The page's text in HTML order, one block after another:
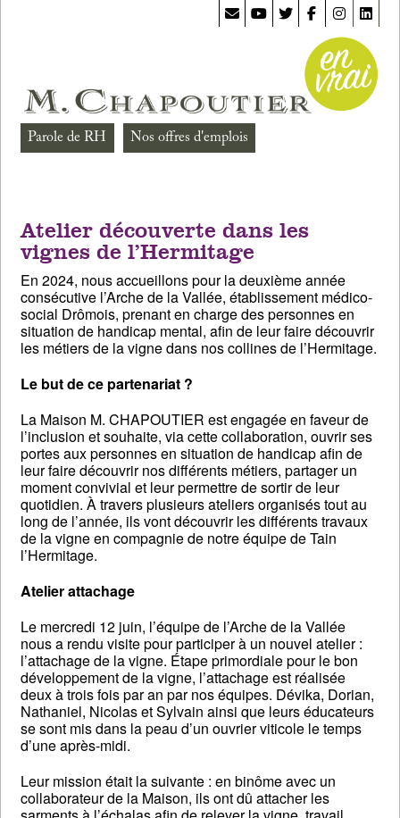
Parole de RH Nos offres d'emplois
Atelier découverte dans les
vignes de l’Hermitage
En 2024, nous accueillons pour la deuxième année
consécutive l’Arche de la Vallée, établissement médico-
social Drômois, prenant en charge des personnes en
situation de handicap mental, afin de leur faire découvrir
les métiers de la vigne dans nos collines de l’Hermitage.
Le but de ce partenariat ?
La Maison M. CHAPOUTIER est engagée en faveur de
l’inclusion et souhaite, via cette collaboration, ouvrir ses
portes aux personnes en situation de handicap afin de
leur faire découvrir nos différents métiers, partager un
moment convivial et leur permettre de sortir de leur
quotidien. À travers plusieurs ateliers organisés tout au
long de l’année, ils vont découvrir les différents travaux
de la vigne en compagnie de notre équipe de Tain
l’Hermitage.
Atelier attachage
Le mercredi 12 juin, l’équipe de l’Arche de la Vallée
nous a rendu visite pour participer à un nouvel atelier :
l’attachage de la vigne. Étape primordiale pour le bon
développement de la vigne, l’attachage est réalisée
deux à trois fois par an par nos équipes. Dévika, Dorian,
Nathaniel, Nicolas et Sylvain ainsi que leurs éducateurs
se sont mis dans la peau d’un ouvrier viticole le temps
d’une après-midi.
Leur mission était la suivante : en binôme avec un
collaborateur de la Maison, ils ont dû attacher les